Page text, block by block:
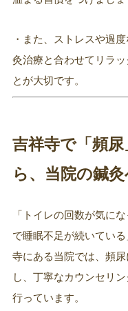
・また、ストレスや過
灸治療と合わせてリラ
とが大切です。
吉祥寺で「頻
ら、当院の鍼
「トイレの回数が気に
で睡眠不足が続いてい
寺にある当院では、頻
し、丁寧なカウンセリ
行っています。